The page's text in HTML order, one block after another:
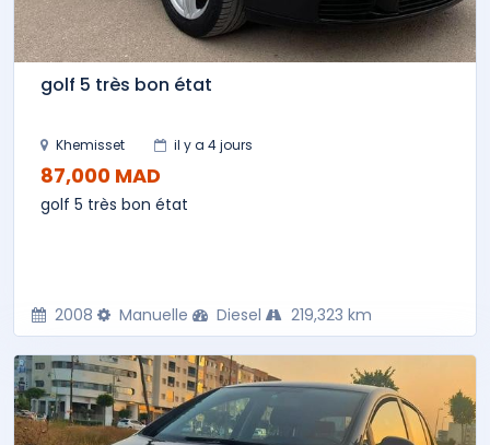
golf 5 très bon état
Khemisset il y a 4 jours
87,000 MAD
golf 5 très bon état
2008 Manuelle Diesel 219,323 km